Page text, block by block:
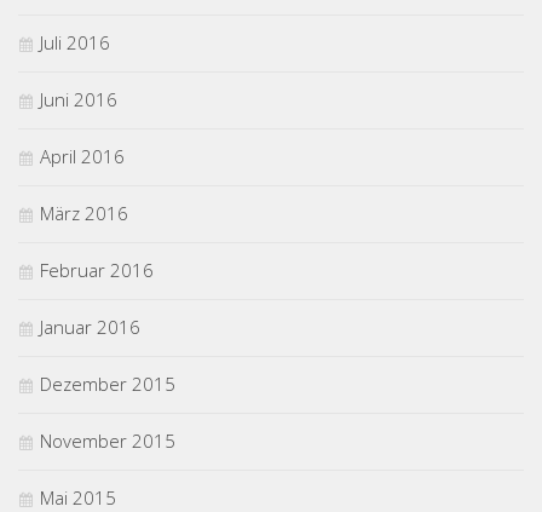
Juli 2016
Juni 2016
April 2016
März 2016
Februar 2016
Januar 2016
Dezember 2015
November 2015
Mai 2015